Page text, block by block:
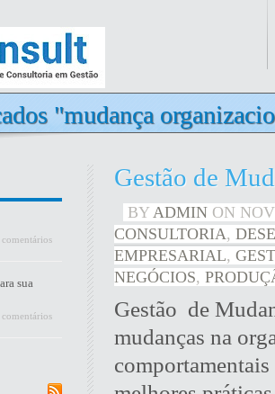
"mudança
Gestão de
BY ADMIN ON
CONSULTORIA,
EMPRESARIAL,
NEGÓCIOS,
Gestão de
mudanças na
comentários
sua
comentários